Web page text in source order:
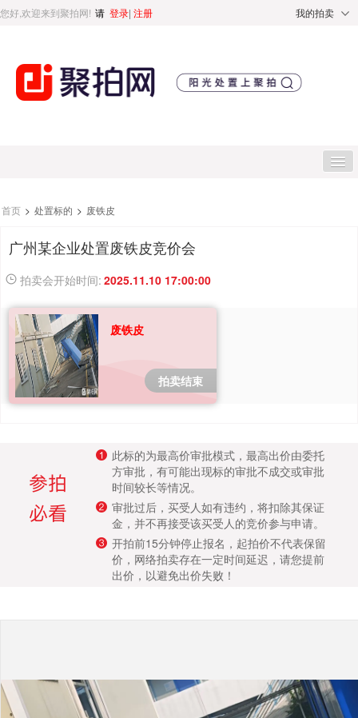
您好,欢迎来到聚拍网! 请 登录| 注册 我的拍卖
处置标的
直播专区
成交案例
打折资产
聚循环
废钢行情
帮助中心
首页 > 处置标的 > 废铁皮
广州某企业处置废铁皮竞价会
拍卖会开始时间: 2025.11.10 17:00:00
废铁皮
拍卖结束
此标的为最高价审批模式，最高出价由委托
方审批，有可能出现标的审批不成交或审批
时间较长等情况。
审批过后，买受人如有违约，将扣除其保证
金，并不再接受该买受人的竞价参与申请。
开拍前15分钟停止报名，起拍价不代表保留
价，网络拍卖存在一定时间延迟，请您提前
出价，以避免出价失败！